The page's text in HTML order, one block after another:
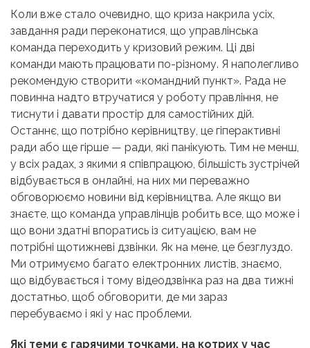
Коли вже стало очевидно, що криза накрила усіх,
завдання ради переконатися, що управлінська
команда переходить у кризовий режим. Ці дві
команди мають працювати по-різному. Я наполегливо
рекомендую створити «командний пункт». Рада не
повинна надто втручатися у роботу правління, не
тиснути і давати простір для самостійних дій.
Останнє, що потрібно керівництву, це гіперактивні
ради або ще гірше — ради, які панікують. Тим не менш,
у всіх радах, з якими я співпрацюю, більшість зустрічей
відбувається в онлайні, на них ми переважно
обговорюємо новини від керівництва. Але якщо ви
знаєте, що команда управлінців робить все, що може і
що вони здатні впоратись із ситуацією, вам не
потрібні щотижневі дзвінки. Як на мене, це безглуздо.
Ми отримуємо багато електронних листів, знаємо,
що відбувається і тому відеодзвінка раз на два тижні
достатньо, щоб обговорити, де ми зараз
перебуваємо і які у нас проблеми.
Які теми є гарячими точками, на котрих у час